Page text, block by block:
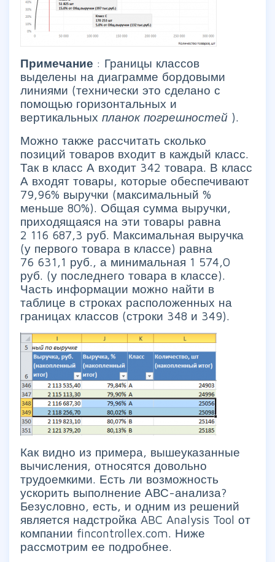
Примечание : Границы классов
выделены на диаграмме бордовыми
линиями (технически это сделано с
помощью горизонтальных и
вертикальных планок погрешностей ).
Можно также рассчитать сколько
позиций товаров входит в каждый класс.
Так в класс А входит 342 товара. В класс
А входят товары, которые обеспечивают
79,96% выручки (максимальный %
меньше 80%). Общая сумма выручки,
приходящаяся на эти товары равна
2 116 687,3 руб. Максимальная выручка
(у первого товара в классе) равна
76 631,1 руб., а минимальная 1 574,0
руб. (у последнего товара в классе).
Часть информации можно найти в
таблице в строках расположенных на
границах классов (строки 348 и 349).
Как видно из примера, вышеуказанные
вычисления, относятся довольно
трудоемкими. Есть ли возможность
ускорить выполнение АВС-анализа?
Безусловно, есть, и одним из решений
является надстройка ABC Analysis Tool от
компании fincontrollex.com. Ниже
рассмотрим ее подробнее.